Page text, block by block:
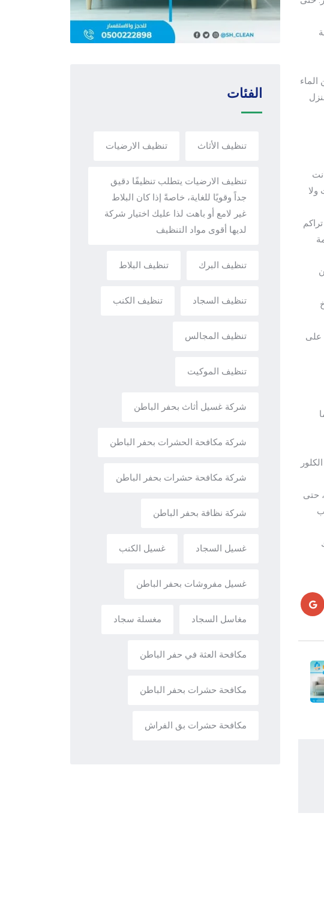
على
حتى
الفئات
تنظيف الأثاث تنظيف الارضيات
تنظيف الارضيات يتطلب تنظيفًا دقيق
جداً وقويًا للغاية، خاصةً إذا كان البلاط
غير لامع أو باهت لذا عليك اختيار شركة
لديها أقوى مواد التنظيف
تنظيف البرك تنظيف البلاط
تنظيف السجاد تنظيف الكنب
تنظيف المجالس
تنظيف الموكيت
شركة غسيل أثاث بحفر الباطن
شركة مكافحة الحشرات بحفر الباطن
شركة مكافحة حشرات بحفر الباطن
شركة نظافة بحفر الباطن
غسيل السجاد غسيل الكنب
غسيل مفروشات بحفر الباطن
مغاسل السجاد مغسلة سجاد
مكافحة العثة في حفر الباطن
مكافحة حشرات بحفر الباطن
مكافحة حشرات بق الفراش